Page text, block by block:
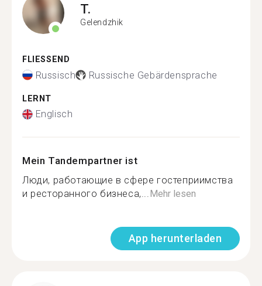
T.
Gelendzhik
FLIESSEND
Russisch Russische Gebärdensprache
LERNT
Englisch
Mein Tandempartner ist
Люди, работающие в сфере гостеприимства
и ресторанного бизнеса,...Mehr lesen
App herunterladen